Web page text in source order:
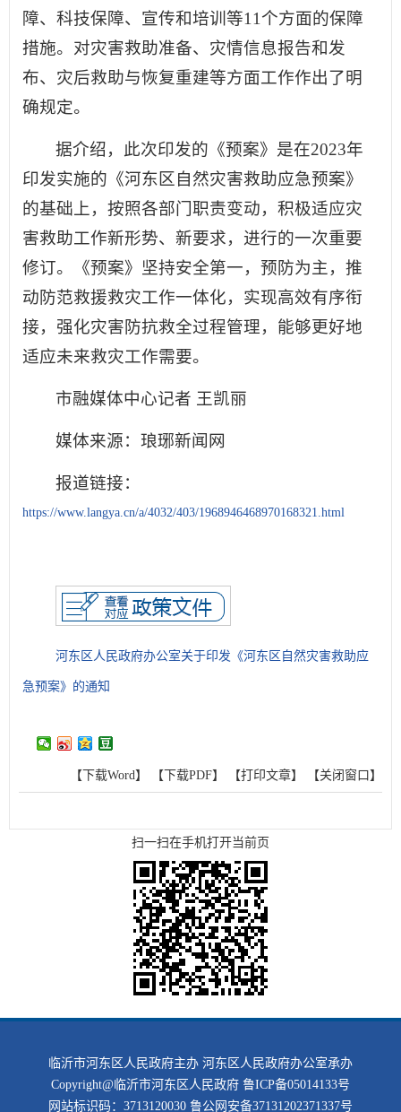
障、科技保障、宣传和培训等11个方面的保障
措施。对灾害救助准备、灾情信息报告和发
布、灾后救助与恢复重建等方面工作作出了明
确规定。
据介绍，此次印发的《预案》是在2023年
印发实施的《河东区自然灾害救助应急预案》
的基础上，按照各部门职责变动，积极适应灾
害救助工作新形势、新要求，进行的一次重要
修订。《预案》坚持安全第一，预防为主，推
动防范救援救灾工作一体化，实现高效有序衔
接，强化灾害防抗救全过程管理，能够更好地
适应未来救灾工作需要。
市融媒体中心记者 王凯丽
媒体来源：琅琊新闻网
报道链接：
https://www.langya.cn/a/4032/403/1968946468970168321.html
河东区人民政府办公室关于印发《河东区自然灾害救助应
急预案》的通知
【下载Word】 【下载PDF】 【打印文章】 【关闭窗口】
扫一扫在手机打开当前页
临沂市河东区人民政府主办 河东区人民政府办公室承办
Copyright@临沂市河东区人民政府 鲁ICP备05014133号
网站标识码：3713120030 鲁公网安备37131202371337号